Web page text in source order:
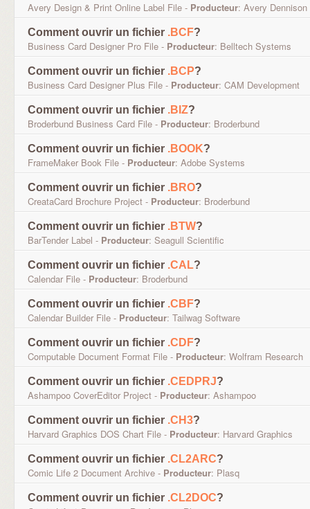
Avery Design & Print Online Label File - Producteur: Avery Dennison
Comment ouvrir un fichier .BCF?
Business Card Designer Pro File - Producteur: Belltech Systems
Comment ouvrir un fichier .BCP?
Business Card Designer Plus File - Producteur: CAM Development
Comment ouvrir un fichier .BIZ?
Broderbund Business Card File - Producteur: Broderbund
Comment ouvrir un fichier .BOOK?
FrameMaker Book File - Producteur: Adobe Systems
Comment ouvrir un fichier .BRO?
CreataCard Brochure Project - Producteur: Broderbund
Comment ouvrir un fichier .BTW?
BarTender Label - Producteur: Seagull Scientific
Comment ouvrir un fichier .CAL?
Calendar File - Producteur: Broderbund
Comment ouvrir un fichier .CBF?
Calendar Builder File - Producteur: Tailwag Software
Comment ouvrir un fichier .CDF?
Computable Document Format File - Producteur: Wolfram Research
Comment ouvrir un fichier .CEDPRJ?
Ashampoo CoverEditor Project - Producteur: Ashampoo
Comment ouvrir un fichier .CH3?
Harvard Graphics DOS Chart File - Producteur: Harvard Graphics
Comment ouvrir un fichier .CL2ARC?
Comic Life 2 Document Archive - Producteur: Plasq
Comment ouvrir un fichier .CL2DOC?